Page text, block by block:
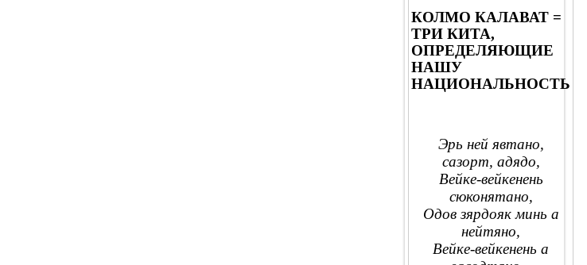
КОЛМО КАЛАВАТ =
ТРИ КИТА,
ОПРЕДЕЛЯЮЩИЕ
НАШУ
НАЦИОНАЛЬНОСТЬ
Эрь ней явтано,
сазорт, адядо,
Вейке-вейкенень
сюконятано,
Одов зярдояк минь а
нейтяно,
Вейке-вейкенень а